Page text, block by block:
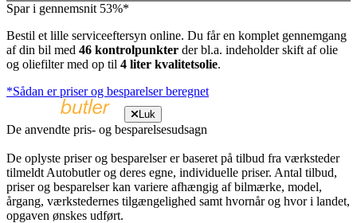
Spar i gennemsnit 53%*
Bestil et lille serviceeftersyn online. Du får en komplet gennemgang
af din bil med 46 kontrolpunkter der bl.a. indeholder skift af olie
og oliefilter med op til 4 liter kvalitetsolie.
*Sådan er priser og besparelser beregnet
Luk
De anvendte pris- og besparelsesudsagn
De oplyste priser og besparelser er baseret på tilbud fra værksteder
tilmeldt Autobutler og deres egne, individuelle priser. Antal tilbud,
priser og besparelser kan variere afhængig af bilmærke, model,
årgang, værkstedernes tilgængelighed samt hvornår og hvor i landet,
opgaven ønskes udført.